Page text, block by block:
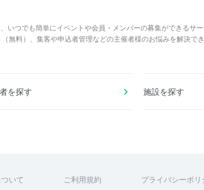
いつでも簡単にイベントや会員・メンバーの募集ができるサー
無料）、集客や申込者管理などの主催者様のお悩みを解決で
を探す 施設を探す
いて ご利用規約 プライバシーポリ